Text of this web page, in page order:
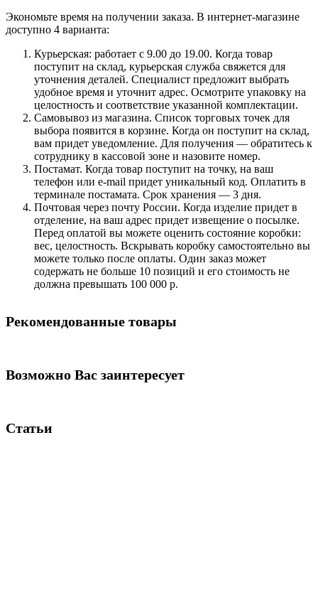
Экономьте время на получении заказа. В интернет-магазине
доступно 4 варианта:
Курьерская: работает с 9.00 до 19.00. Когда товар
поступит на склад, курьерская служба свяжется для
уточнения деталей. Специалист предложит выбрать
удобное время и уточнит адрес. Осмотрите упаковку на
целостность и соответствие указанной комплектации.
Самовывоз из магазина. Список торговых точек для
выбора появится в корзине. Когда он поступит на склад,
вам придет уведомление. Для получения — обратитесь к
сотруднику в кассовой зоне и назовите номер.
Постамат. Когда товар поступит на точку, на ваш
телефон или e-mail придет уникальный код. Оплатить в
терминале постамата. Срок хранения — 3 дня.
Почтовая через почту России. Когда изделие придет в
отделение, на ваш адрес придет извещение о посылке.
Перед оплатой вы можете оценить состояние коробки:
вес, целостность. Вскрывать коробку самостоятельно вы
можете только после оплаты. Один заказ может
содержать не больше 10 позиций и его стоимость не
должна превышать 100 000 р.
Рекомендованные товары
Возможно Вас заинтересует
Статьи